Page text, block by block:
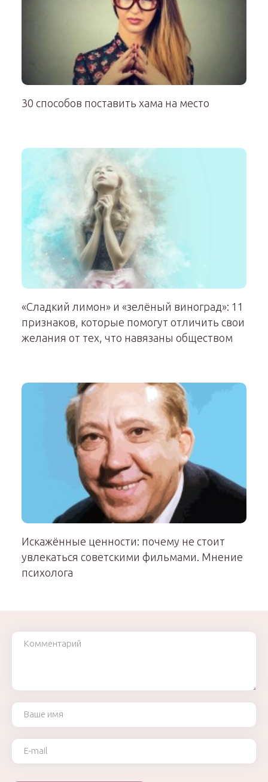
30 способов поставить хама на место
«Сладкий лимон» и «зелёный виноград»: 11
признаков, которые помогут отличить свои
желания от тех, что навязаны обществом
Искажённые ценности: почему не стоит
увлекаться советскими фильмами. Мнение
психолога
Комментарий
Ваше имя
Ваш e-mail